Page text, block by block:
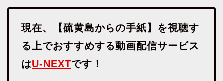
現在、【硫黄島からの手紙】を視聴す
る上でおすすめする動画配信サービス
はU-NEXTです！